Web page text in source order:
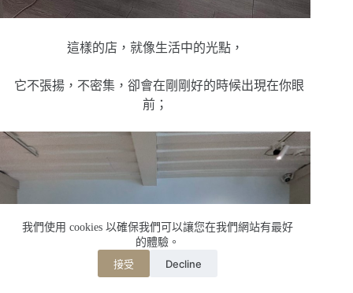
我們使用 cookies 以確保我們可以讓您在我們網站有最好
的體驗。
接受 Decline
這樣的店，就像生活中的光點，
它不張揚，不密集，卻會在剛剛好的時候出現在你眼
前；